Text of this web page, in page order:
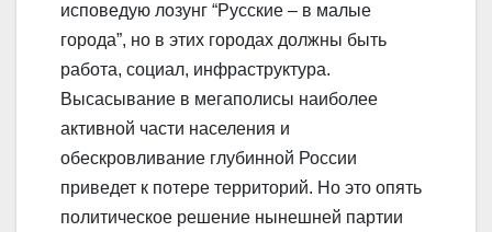
исповедую лозунг “Русские – в малые
города”, но в этих городах должны быть
работа, социал, инфраструктура.
Высасывание в мегаполисы наиболее
активной части населения и
обескровливание глубинной России
приведет к потере территорий. Но это опять
политическое решение нынешней партии